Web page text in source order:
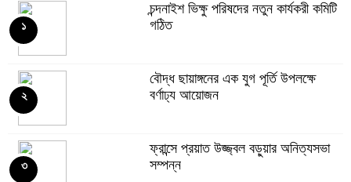
চন্দনাইশ ভিক্ষু পরিষদের নতুন কার্যকরী কমিটি
গঠিত
১
বৌদ্ধ ছায়াঙ্গনের এক যুগ পূর্তি উপলক্ষে
বর্ণাঢ্য আয়োজন
২
ফ্রান্সে প্রয়াত উজ্জ্বল বড়ুয়ার অনিত্যসভা
সম্পন্ন
৩